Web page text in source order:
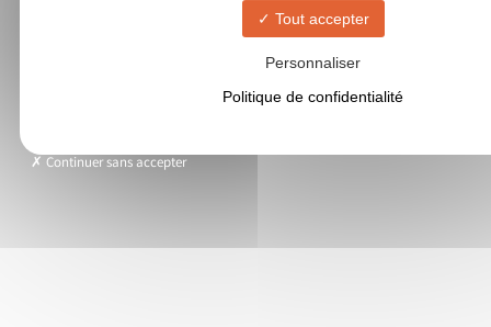
Tout accepter
Personnaliser
Politique de confidentialité
Continuer sans accepter